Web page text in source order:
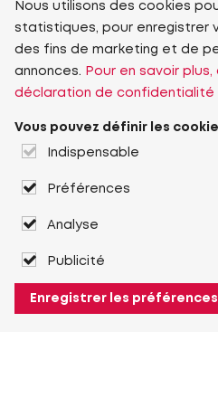
Nous utilisons des cookies
statistiques, pour enregistrer
des fins de marketing et de
annonces.
Pour en savoir
déclaration de confidentialité
Vous pouvez définir les
Indispensable
Préférences
Analyse
Publicité
Enregistrer les préférences